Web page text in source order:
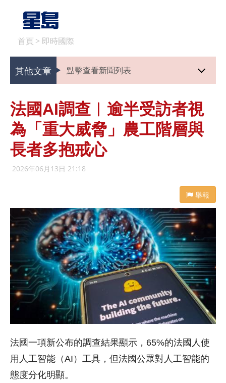
首頁 > 即時國際
其他文章 點擊查看新聞列表
法國AI調查︱逾半受訪者視
為「重大威脅」農工階層與
長者多抱戒心
2026年06月13日 21:18
舉報
法國一項新公布的調查結果顯示，65%的法國人使
用人工智能（AI）工具，但法國公眾對人工智能的
態度分化明顯。